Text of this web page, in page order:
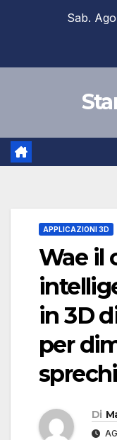
Sab.
APPLICAZIONI 3D
Wae il
in 3D
per
Di